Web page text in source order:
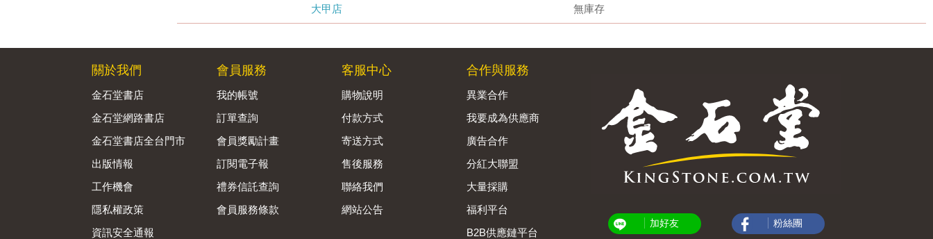
大甲店 無庫存
關於我們
金石堂書店
金石堂網路書店
金石堂書店全台門市
出版情報
工作機會
隱私權政策
資訊安全通報
會員服務
我的帳號
訂單查詢
會員獎勵計畫
訂閱電子報
禮券信託查詢
會員服務條款
客服中心
購物說明
付款方式
寄送方式
售後服務
聯絡我們
網站公告
合作與服務
異業合作
我要成為供應商
廣告合作
分紅大聯盟
大量採購
福利平台
B2B供應鏈平台
加好友 粉絲團